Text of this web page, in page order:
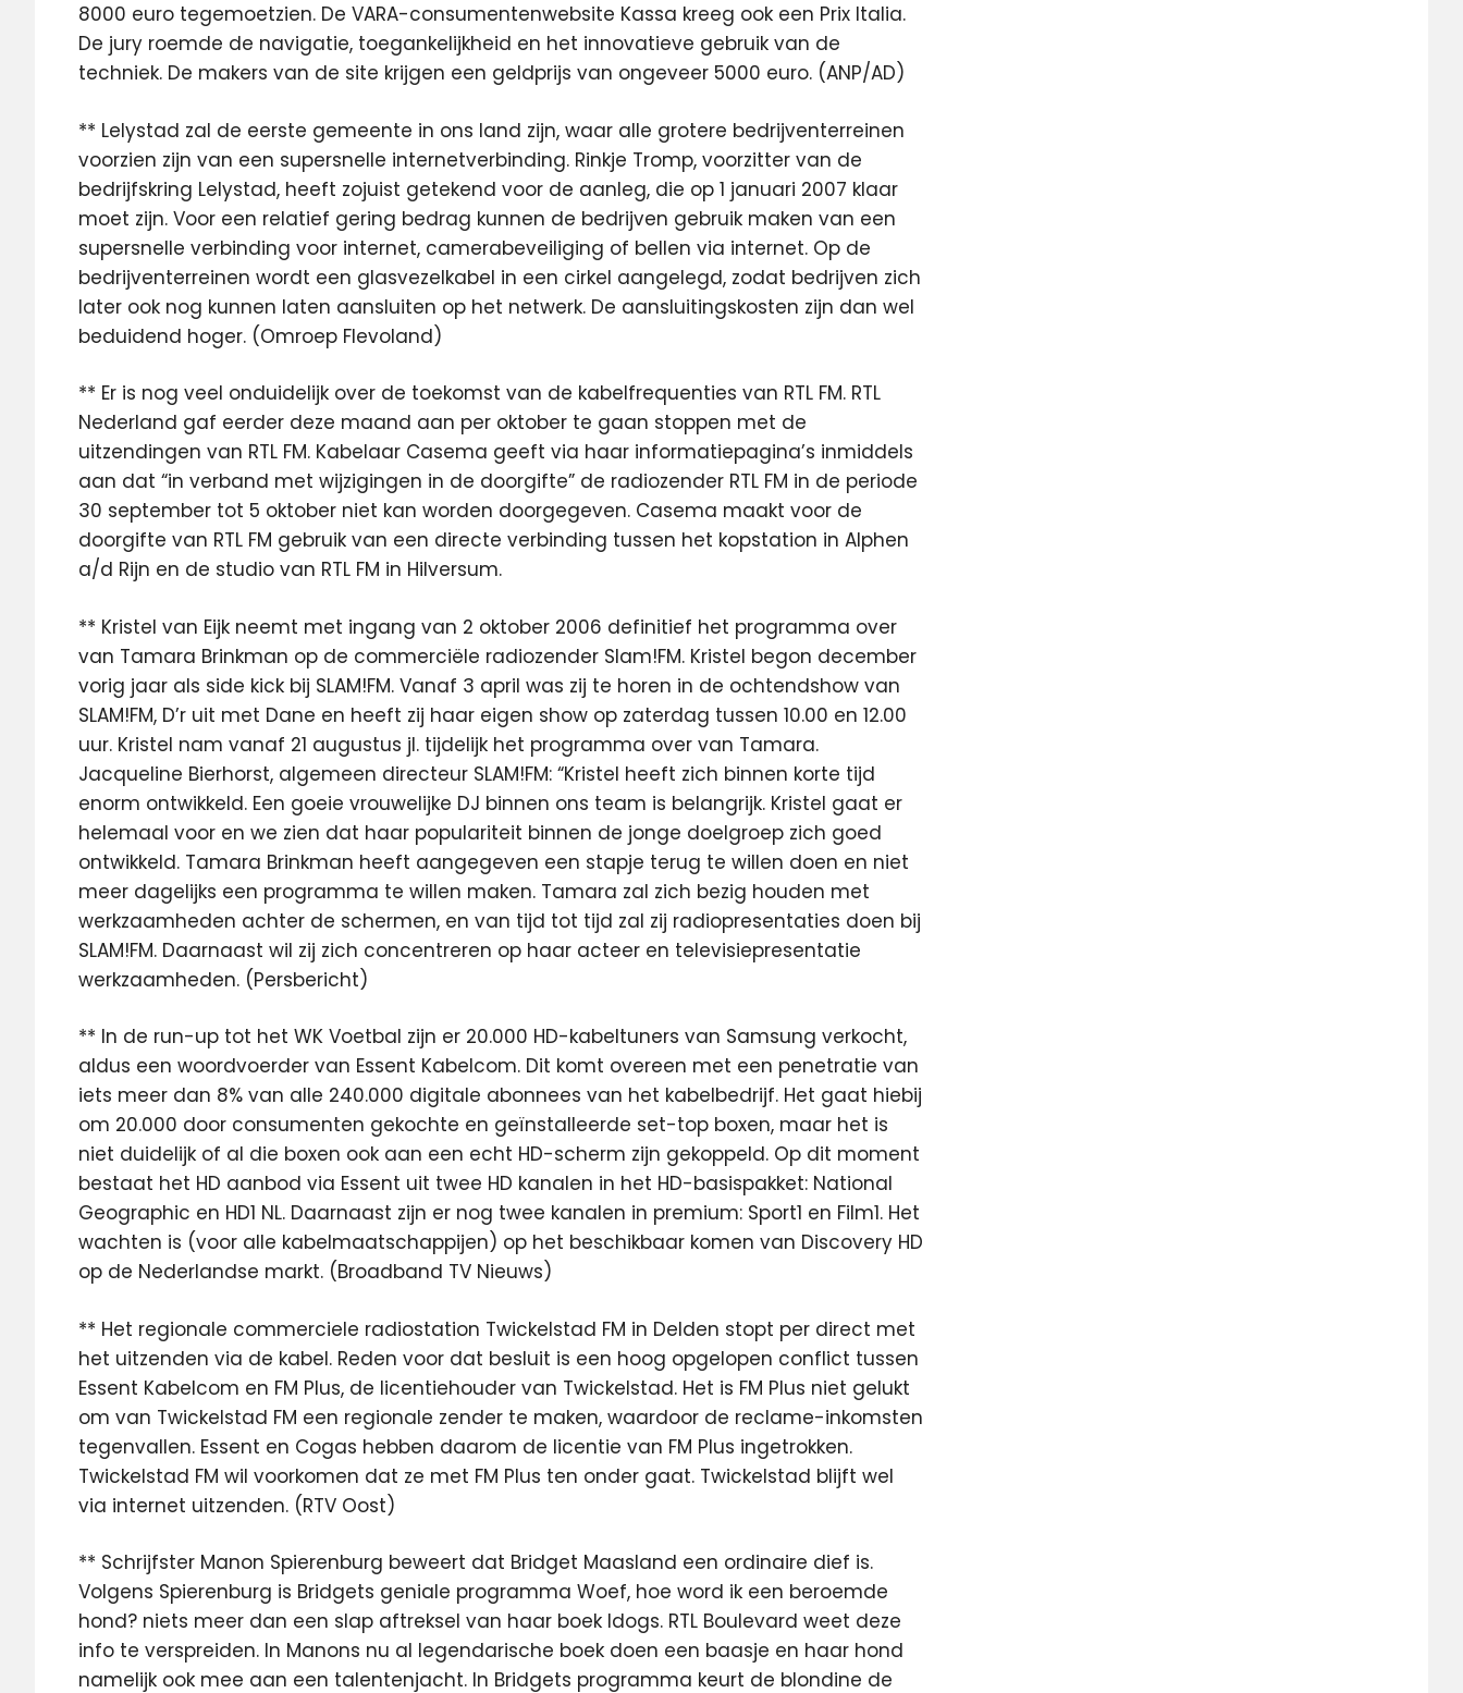
8000 euro tegemoetzien. De VARA-consumentenwebsite Kassa kreeg ook een Prix Italia.
De jury roemde de navigatie, toegankelijkheid en het innovatieve gebruik van de
techniek. De makers van de site krijgen een geldprijs van ongeveer 5000 euro. (ANP/AD)
** Lelystad zal de eerste gemeente in ons land zijn, waar alle grotere bedrijventerreinen
voorzien zijn van een supersnelle internetverbinding. Rinkje Tromp, voorzitter van de
bedrijfskring Lelystad, heeft zojuist getekend voor de aanleg, die op 1 januari 2007 klaar
moet zijn. Voor een relatief gering bedrag kunnen de bedrijven gebruik maken van een
supersnelle verbinding voor internet, camerabeveiliging of bellen via internet. Op de
bedrijventerreinen wordt een glasvezelkabel in een cirkel aangelegd, zodat bedrijven zich
later ook nog kunnen laten aansluiten op het netwerk. De aansluitingskosten zijn dan wel
beduidend hoger. (Omroep Flevoland)
** Er is nog veel onduidelijk over de toekomst van de kabelfrequenties van RTL FM. RTL
Nederland gaf eerder deze maand aan per oktober te gaan stoppen met de
uitzendingen van RTL FM. Kabelaar Casema geeft via haar informatiepagina’s inmiddels
aan dat “in verband met wijzigingen in de doorgifte” de radiozender RTL FM in de periode
30 september tot 5 oktober niet kan worden doorgegeven. Casema maakt voor de
doorgifte van RTL FM gebruik van een directe verbinding tussen het kopstation in Alphen
a/d Rijn en de studio van RTL FM in Hilversum.
** Kristel van Eijk neemt met ingang van 2 oktober 2006 definitief het programma over
van Tamara Brinkman op de commerciële radiozender Slam!FM. Kristel begon december
vorig jaar als side kick bij SLAM!FM. Vanaf 3 april was zij te horen in de ochtendshow van
SLAM!FM, D’r uit met Dane en heeft zij haar eigen show op zaterdag tussen 10.00 en 12.00
uur. Kristel nam vanaf 21 augustus jl. tijdelijk het programma over van Tamara.
Jacqueline Bierhorst, algemeen directeur SLAM!FM: “Kristel heeft zich binnen korte tijd
enorm ontwikkeld. Een goeie vrouwelijke DJ binnen ons team is belangrijk. Kristel gaat er
helemaal voor en we zien dat haar populariteit binnen de jonge doelgroep zich goed
ontwikkeld. Tamara Brinkman heeft aangegeven een stapje terug te willen doen en niet
meer dagelijks een programma te willen maken. Tamara zal zich bezig houden met
werkzaamheden achter de schermen, en van tijd tot tijd zal zij radiopresentaties doen bij
SLAM!FM. Daarnaast wil zij zich concentreren op haar acteer en televisiepresentatie
werkzaamheden. (Persbericht)
** In de run-up tot het WK Voetbal zijn er 20.000 HD-kabeltuners van Samsung verkocht,
aldus een woordvoerder van Essent Kabelcom. Dit komt overeen met een penetratie van
iets meer dan 8% van alle 240.000 digitale abonnees van het kabelbedrijf. Het gaat hiebij
om 20.000 door consumenten gekochte en geïnstalleerde set-top boxen, maar het is
niet duidelijk of al die boxen ook aan een echt HD-scherm zijn gekoppeld. Op dit moment
bestaat het HD aanbod via Essent uit twee HD kanalen in het HD-basispakket: National
Geographic en HD1 NL. Daarnaast zijn er nog twee kanalen in premium: Sport1 en Film1. Het
wachten is (voor alle kabelmaatschappijen) op het beschikbaar komen van Discovery HD
op de Nederlandse markt. (Broadband TV Nieuws)
** Het regionale commerciele radiostation Twickelstad FM in Delden stopt per direct met
het uitzenden via de kabel. Reden voor dat besluit is een hoog opgelopen conflict tussen
Essent Kabelcom en FM Plus, de licentiehouder van Twickelstad. Het is FM Plus niet gelukt
om van Twickelstad FM een regionale zender te maken, waardoor de reclame-inkomsten
tegenvallen. Essent en Cogas hebben daarom de licentie van FM Plus ingetrokken.
Twickelstad FM wil voorkomen dat ze met FM Plus ten onder gaat. Twickelstad blijft wel
via internet uitzenden. (RTV Oost)
** Schrijfster Manon Spierenburg beweert dat Bridget Maasland een ordinaire dief is.
Volgens Spierenburg is Bridgets geniale programma Woef, hoe word ik een beroemde
hond? niets meer dan een slap aftreksel van haar boek Idogs. RTL Boulevard weet deze
info te verspreiden. In Manons nu al legendarische boek doen een baasje en haar hond
namelijk ook mee aan een talentenjacht. In Bridgets programma keurt de blondine de